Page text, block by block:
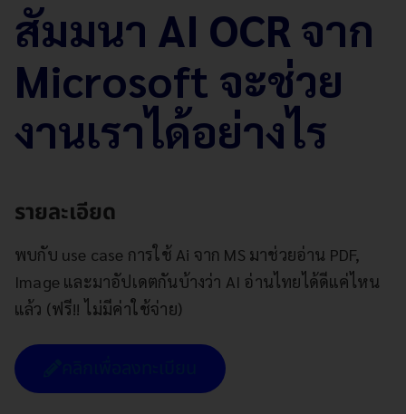
สัมมนา AI OCR จาก
Microsoft จะช่วย
งานเราได้อย่างไร
รายละเอียด
พบกับ use case การใช้ Ai จาก MS มาช่วยอ่าน PDF,
Image และมาอัปเดตกันบ้างว่า AI อ่านไทยได้ดีแค่ไหน
แล้ว (ฟรี!! ไม่มีค่าใช้จ่าย)